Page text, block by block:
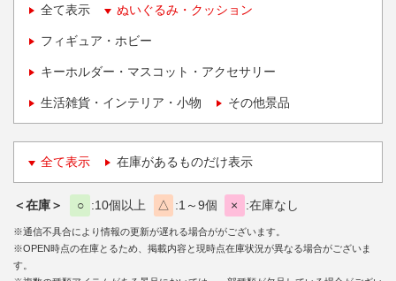
全て表示 ぬいぐるみ・クッション
フィギュア・ホビー
キーホルダー・マスコット・アクセサリー
生活雑貨・インテリア・小物 その他景品
全て表示 在庫があるものだけ表示
＜在庫＞ ○ 10個以上 △ 1～9個 × 在庫なし
※通信不具合により情報の更新が遅れる場合ががございます。
※OPEN時点の在庫とるため、掲載内容と現時点在庫状況が異なる場合がございま
す。